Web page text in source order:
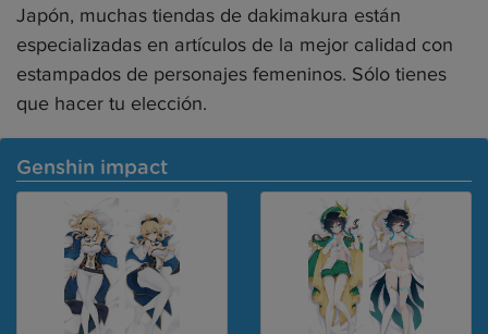
Japón, muchas tiendas de dakimakura están
especializadas en artículos de la mejor calidad con
estampados de personajes femeninos. Sólo tienes
que hacer tu elección.
Genshin impact